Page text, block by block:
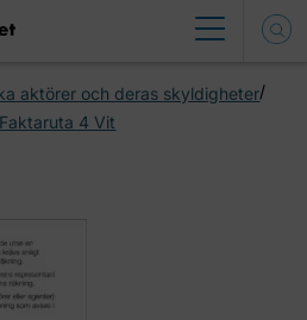
aktörer och deras skyldigheter/
Faktaruta 4 Vit